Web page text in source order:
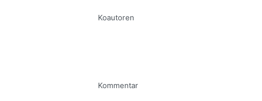
Koautoren
Kommentar